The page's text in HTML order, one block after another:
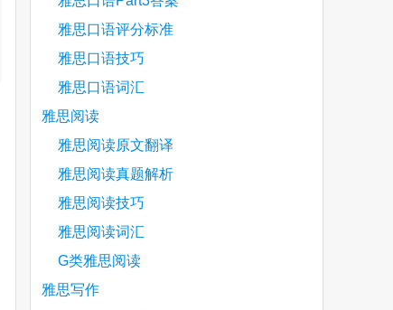
雅思口语评分标准
雅思口语技巧
雅思口语词汇
雅思阅读
雅思阅读原文翻译
雅思阅读真题解析
雅思阅读技巧
雅思阅读词汇
G类雅思阅读
雅思写作